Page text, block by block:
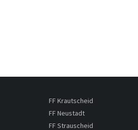
FF Krautscheid
FF Neustadt
FF Strauscheid